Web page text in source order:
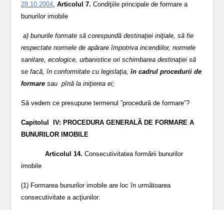
28.10.2004,Articolul 7. Condiţiile principale de formare a
bunurilor imobile
a) bunurile formate să corespundă destinaţiei iniţiale, să fie
respectate normele de apărare împotriva incendiilor, normele
sanitare, ecologice, urbanistice ori schimbarea destinaţiei să
se facă, în conformitate cu legislaţia,în cadrul procedurii de
formare sau pînă la iniţierea ei;
Să vedem ce presupune termenul ”procedură de formare”?
Capitolul IV: PROCEDURA GENERALĂ DE FORMARE A
BUNURILOR IMOBILE
Articolul 14. Consecutivitatea formării bunurilor
imobile
(1) Formarea bunurilor imobile are loc în următoarea
consecutivitate a acţiunilor: